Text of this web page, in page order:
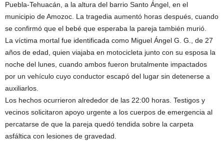
Puebla-Tehuacán, a la altura del barrio Santo Ángel, en el
municipio de Amozoc. La tragedia aumentó horas después, cuando
se confirmó que el bebé que esperaba la pareja también murió.
La víctima mortal fue identificada como Miguel Ángel G. G., de 27
años de edad, quien viajaba en motocicleta junto con su esposa la
noche del lunes, cuando ambos fueron brutalmente impactados
por un vehículo cuyo conductor escapó del lugar sin detenerse a
auxiliarlos.
Los hechos ocurrieron alrededor de las 22:00 horas. Testigos y
vecinos solicitaron apoyo urgente a los cuerpos de emergencia al
percatarse de que la pareja quedó tendida sobre la carpeta
asfáltica con lesiones de gravedad.